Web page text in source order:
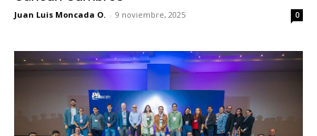
Juan Luis Moncada O. - 9 noviembre, 2025 0